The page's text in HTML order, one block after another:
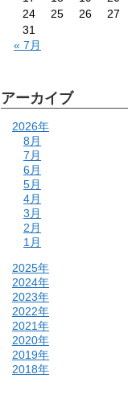
24
25 26 27
31
« 7月
アーカイブ
2026年
8月
7月
6月
5月
4月
3月
2月
1月
2025年
2024年
2023年
2022年
2021年
2020年
2019年
2018年